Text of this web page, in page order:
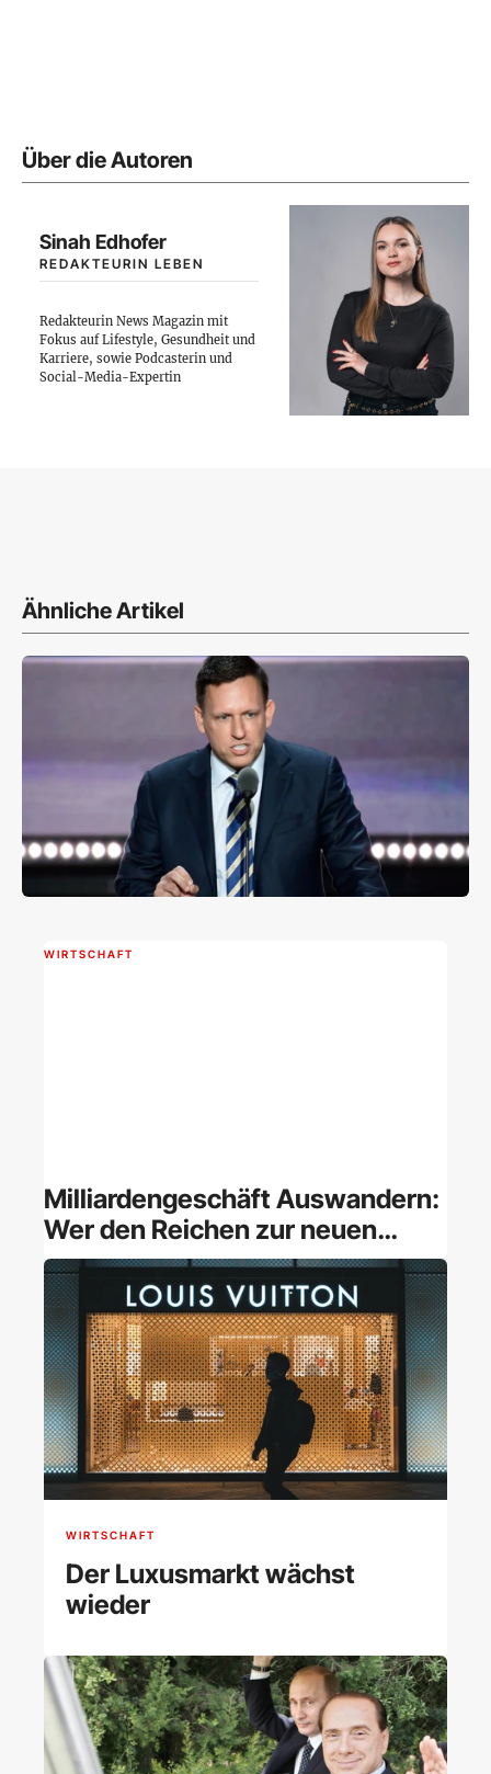
Über die Autoren
Sinah Edhofer
REDAKTEURIN LEBEN
Redakteurin News Magazin mit
Fokus auf Lifestyle, Gesundheit und
Karriere, sowie Podcasterin und
Social-Media-Expertin
Ähnliche Artikel
WIRTSCHAFT
Milliardengeschäft Auswandern:
Wer den Reichen zur neuen
Heimat verhilft
WIRTSCHAFT
Der Luxusmarkt wächst
wieder